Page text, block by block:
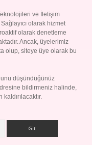
ve İletişim
olarak hizmet
olarak denetleme
Ancak, üyelerimiz
olup, siteye üye olarak bu
düşündüğünüz
bildirmeniz halinde,